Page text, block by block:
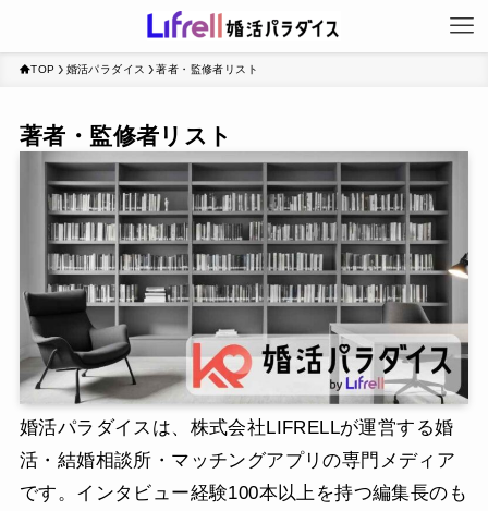
TOP 婚活パラダイス 著者・監修者リスト
著者・監修者リスト
婚活パラダイスは、株式会社LIFRELLが運営する婚
活・結婚相談所・マッチングアプリの専門メディア
です。インタビュー経験100本以上を持つ編集長のも